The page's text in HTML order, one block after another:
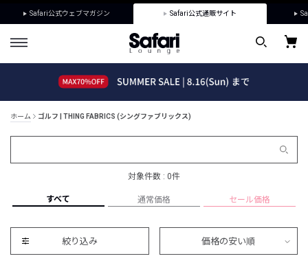
Safari公式ウェブマガジン Safari公式通販サイト
ホーム ゴルフ | THING FABRICS (シングファブリックス)
対象件数 : 0件
すべて 通常価格 セール価格
絞り込み 価格の安い順